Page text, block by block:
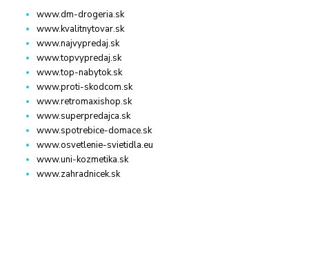
www.dm-drogeria.sk
www.kvalitnytovar.sk
www.najvypredaj.sk
www.topvypredaj.sk
www.top-nabytok.sk
www.proti-skodcom.sk
www.retromaxishop.sk
www.superpredajca.sk
www.spotrebice-domace.sk
www.osvetlenie-svietidla.eu
www.uni-kozmetika.sk
www.zahradnicek.sk